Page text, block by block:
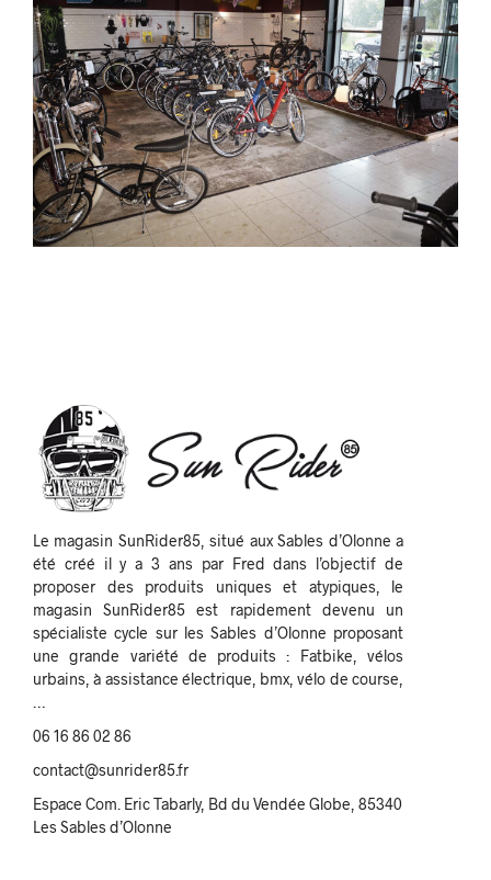
Le magasin SunRider85, situé aux Sables d’Olonne a
été créé il y a 3 ans par Fred dans l’objectif de
proposer des produits uniques et atypiques, le
magasin SunRider85 est rapidement devenu un
spécialiste cycle sur les Sables d’Olonne proposant
une grande variété de produits : Fatbike, vélos
urbains, à assistance électrique, bmx, vélo de course,
06 16 86 02 86
contact@sunrider85.fr
Espace Com. Eric Tabarly, Bd du Vendée Globe, 85340
Les Sables d’Olonne